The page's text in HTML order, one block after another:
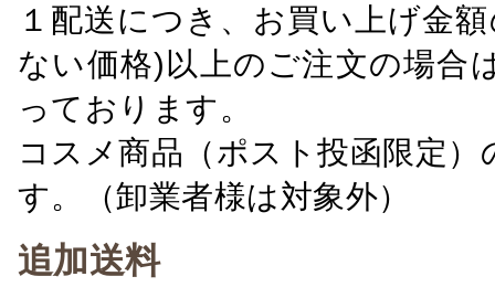
１配送につき、お買い上げ金
ない価格)以上のご注文の場合
っております。
コスメ商品（ポスト投函限定
す。（卸業者様は対象外）
追加送料